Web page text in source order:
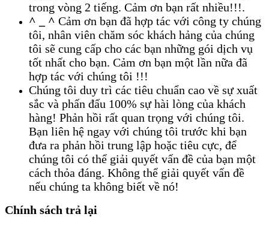
trong vòng 2 tiếng. Cảm ơn bạn rất nhiều!!!.
^ _ ^ Cảm ơn bạn đã hợp tác với công ty chúng
tôi, nhân viên chăm sóc khách hảng của chúng
tôi sẽ cung cấp cho các bạn những gói dịch vụ
tốt nhất cho bạn. Cảm ơn bạn một lần nữa đã
hợp tác với chúng tôi !!!
Chúng tôi duy trì các tiêu chuẩn cao về sự xuất
sắc và phấn đấu 100% sự hài lòng của khách
hàng! Phản hồi rất quan trọng với chúng tôi.
Bạn liên hệ ngay với chúng tôi trước khi bạn
đưa ra phản hồi trung lập hoặc tiêu cực, để
chúng tôi có thể giải quyết vấn đề của bạn một
cách thỏa đáng. Không thể giải quyết vấn đề
nếu chúng ta không biết về nó!
Chính sách trả lại